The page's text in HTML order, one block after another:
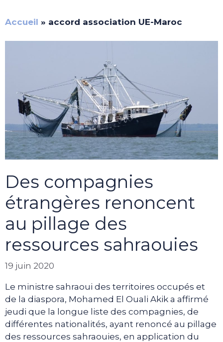
Accueil » accord association UE-Maroc
Des compagnies
étrangères renoncent
au pillage des
ressources sahraouies
19 juin 2020
Le ministre sahraoui des territoires occupés et
de la diaspora, Mohamed El Ouali Akik a affirmé
jeudi que la longue liste des compagnies, de
différentes nationalités, ayant renoncé au pillage
des ressources sahraouies, en application du